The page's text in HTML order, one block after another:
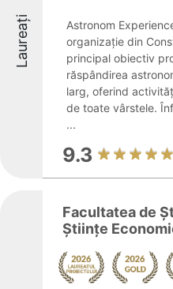
Laureați
Astronom
organizație din
principal obiectiv
răspândirea
larg, oferind
de toate vârstele.
...
9.3
Facultatea de
Științe